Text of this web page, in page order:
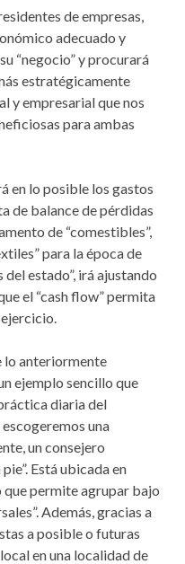
de empresas,
adecuado y
“negocio” y procurará
estratégicamente
y empresarial que nos
para ambas
en lo posible los gastos
de balance de pérdidas
de “comestibles”,
para la época de
estado”, irá ajustando
el “cash flow” permita
lo anteriormente
ejemplo sencillo que
diaria del
una
un consejero
Está ubicada en
permite agrupar bajo
Además, gracias a
a posible o futuras
en una localidad de